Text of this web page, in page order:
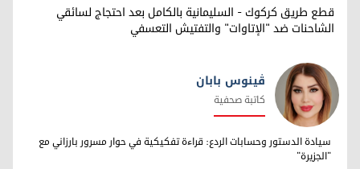
قطع طريق كركوك - السليمانية بالكامل بعد احتجاج لسائقي
الشاحنات ضد "الإتاوات" والتفتيش التعسفي
ڤینوس بابان
ڤینوس بابان
كاتبة صحفية
سيادة الدستور وحسابات الردع: قراءة تفكيكية في حوار مسرور بارزاني مع
"الجزيرة"